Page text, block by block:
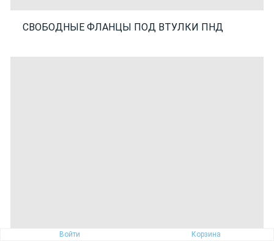
Войти Корзина
СВОБОДНЫЕ ФЛАНЦЫ ПОД ВТУЛКИ ПНД